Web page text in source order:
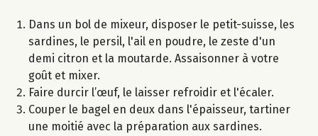
Dans un bol de mixeur, disposer le petit-suisse, les
sardines, le persil, l'ail en poudre, le zeste d'un
demi citron et la moutarde. Assaisonner à votre
goût et mixer.
Faire durcir l’œuf, le laisser refroidir et l'écaler.
Couper le bagel en deux dans l'épaisseur, tartiner
une moitié avec la préparation aux sardines.